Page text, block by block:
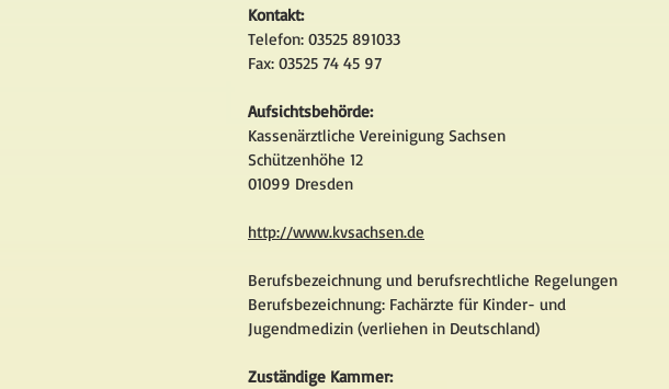
Kontakt:
Telefon: 03525 891033
Fax: 03525 74 45 97
Aufsichtsbehörde:
Kassenärztliche Vereinigung Sachsen
Schützenhöhe 12
01099 Dresden
http://www.kvsachsen.de
Berufsbezeichnung und berufsrechtliche Regelungen
Berufsbezeichnung: Fachärzte für Kinder- und
Jugendmedizin (verliehen in Deutschland)
Zuständige Kammer: